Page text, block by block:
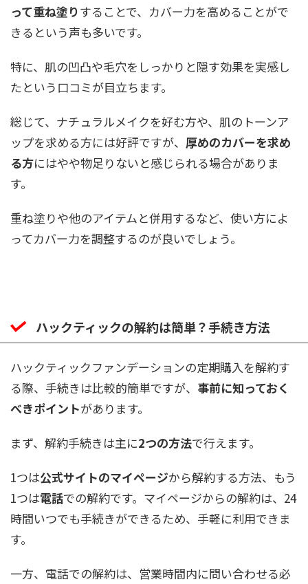
って重ね塗りすることで、カバー力を高めることがで
きるという声も多いです。
特に、肌の凹凸や毛穴をしっかりと隠す効果を実感し
たという口コミが目立ちます。
総じて、ナチュラルメイクを好む方や、肌のトーンア
ップを求める方には好評ですが、 厚めのカバーを求め
る方にはやや物足りないと感じられる場合がありま
す。
重ね塗りや他のアイテムと併用するなど、使い方によ
ってカバー力を調整するのが良いでしょう。
ハックティックの解約は簡単？手続き方法
ハックティックファンデーションの定期購入を解約す
る際、手続きは比較的簡単ですが、 事前に知っておく
べきポイントがあります。
まず、解約手続きは主に2つの方法で行えます。
1つは公式サイトのマイページから解約する方法、もう
1つは電話での解約です。マイページからの解約は、24
時間いつでも手続きができるため、手軽に利用できま
す。
一方、電話での解約は、営業時間内に問い合わせる必